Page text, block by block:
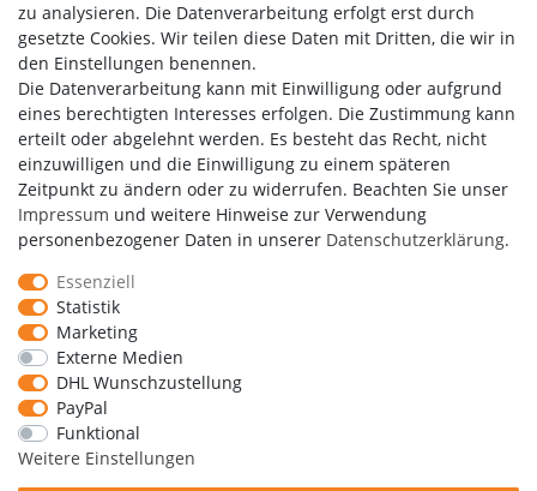
zu analysieren. Die Datenverarbeitung erfolgt erst durch
gesetzte Cookies. Wir teilen diese Daten mit Dritten, die wir in
den Einstellungen benennen.
Die Datenverarbeitung kann mit Einwilligung oder aufgrund
eines berechtigten Interesses erfolgen. Die Zustimmung kann
erteilt oder abgelehnt werden. Es besteht das Recht, nicht
einzuwilligen und die Einwilligung zu einem späteren
Zeitpunkt zu ändern oder zu widerrufen. Beachten Sie unser
Impressum und weitere Hinweise zur Verwendung
personenbezogener Daten in unserer Daten­schutz­erklärung.
Essenziell
Statistik
Marketing
Externe Medien
DHL Wunschzustellung
PayPal
Funktional
Weitere Einstellungen